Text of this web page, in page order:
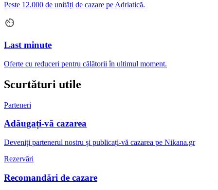
Peste 12.000 de unități de cazare pe Adriatică.
Last minute
Oferte cu reduceri pentru călătorii în ultimul moment.
Scurtături utile
Parteneri
Adăugați-vă cazarea
Deveniți partenerul nostru și publicați-vă cazarea pe Nikana.gr
Rezervări
Recomandări de cazare